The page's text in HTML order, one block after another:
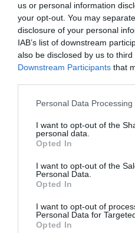
us or personal information
your opt-out. You may
disclosure of your personal
IAB’s list of downstream
also be disclosed by us to
Downstream Participants that
Please note that this website/
not limited to your visit or
grant or deny consent to
use your data for below
consent section.
Personal Data
I want to opt-out of the
personal data.
Opted In
I want to opt-out of the
Personal Data.
Opted In
I want to opt-out of
Personal Data for
Opted In
HASONLÓ ÉRDEKESSÉGEK
SOKKAL DRÁMAIBB, MINT A
NYUGODT
SUGALLJA
2026-08-07